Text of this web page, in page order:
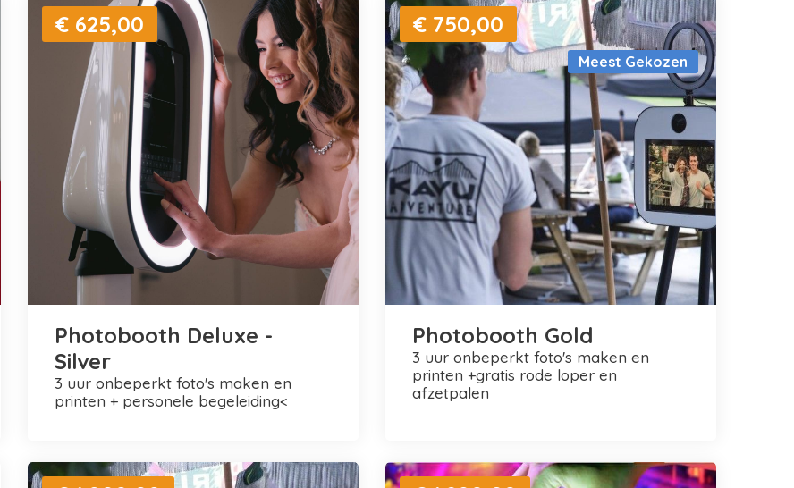
€ 625,00
Photobooth Deluxe -
Silver
3 uur onbeperkt foto's maken en
printen + personele begeleiding<
Meest Gekozen
€ 750,00
Photobooth Gold
3 uur onbeperkt foto's maken en
printen +gratis rode loper en
afzetpalen